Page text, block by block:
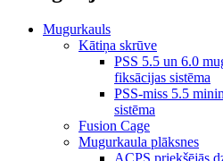
Mugurkauls
Kātiņa skrūve
PSS 5.5 un 6.0
fiksācijas sistēma
PSS-miss 5.5
sistēma
Fusion Cage
Mugurkaula plāksnes
ACPS priekšējās